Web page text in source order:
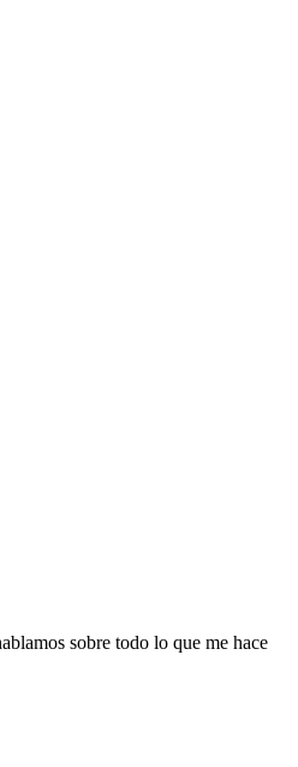
sobre todo lo que me hace